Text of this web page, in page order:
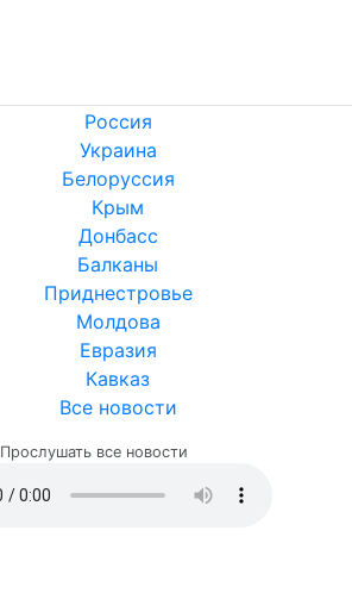
Россия
Украина
Белоруссия
Крым
Донбасс
Балканы
Приднестровье
Молдова
Евразия
Кавказ
Все новости
Прослушать все новости